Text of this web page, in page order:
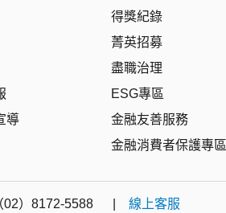
導
得獎紀錄
菁英招募
盡職治理
ESG專區
金融友善服務
金融消費者保護專區
02）8172-5588 | 線上客服